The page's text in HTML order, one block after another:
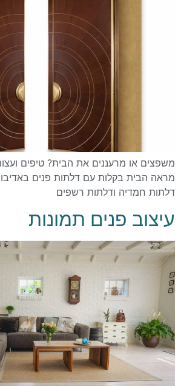
משפצים או מרעננים את הבית? טיפים
מראה הבית בקלות עם דלתות פנים
דלתות חמדיה ודלתות רשפים
עיצוב פנים תמונות